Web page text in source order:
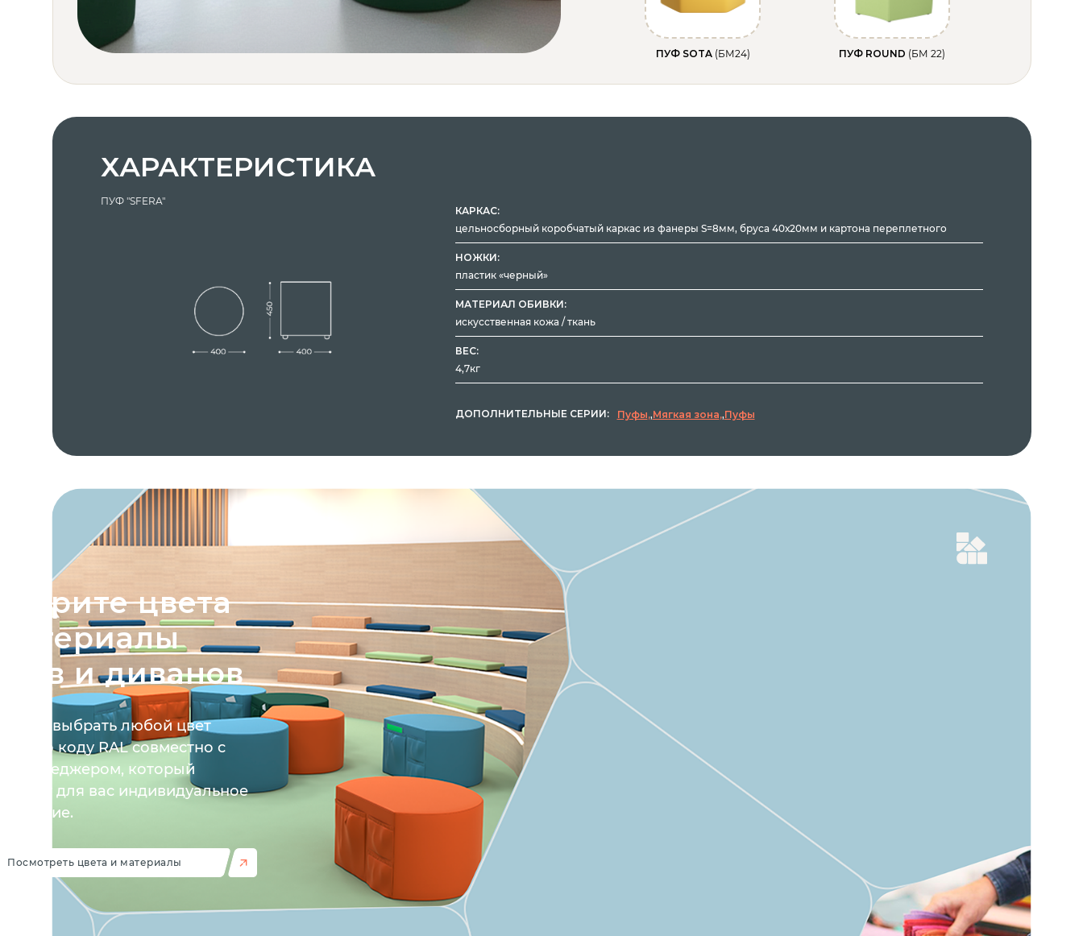
ПУФ SOTA (БМ24) ПУФ ROUND (БМ 22)
ХАРАКТЕРИСТИКА
ПУФ "SFERA"
КАРКАС:
цельносборный коробчатый каркас из фанеры S=8мм, бруса 40х20мм и картона переплетного
НОЖКИ:
пластик «черный»
МАТЕРИАЛ ОБИВКИ:
искусственная кожа / ткань
ВЕС:
4,7кг
ДОПОЛНИТЕЛЬНЫЕ СЕРИИ: Пуфы ,Мягкая зона ,Пуфы
цвета
и диванов
выбрать любой цвет
по коду RAL совместно с
менеджером, который
для вас индивидуальное
Посмотреть цвета и материалы